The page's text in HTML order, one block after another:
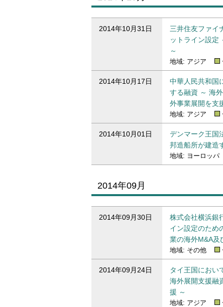
2014年10月のプレスリリース一覧
2014年10月31日
三井住友ファイ
ットライン設定
～
地域: アジア
2014年10月17日
中華人民共和国
する融資 ～ 海
外事業展開を支
地域: アジア
2014年10月01日
デンマーク王国
邦造船所が建造
地域: ヨーロッパ
2014年09月
2014年09月のプレスリリース一覧
2014年09月30日
株式会社横浜銀
イン設定のため
業の海外M&A及
地域: その他
2014年09月24日
タイ王国におい
海外展開支援融
援 ～
地域: アジア